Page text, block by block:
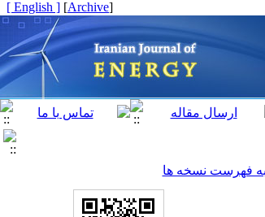
[
Archive
]
[ English ]
فهرست نسخه ها